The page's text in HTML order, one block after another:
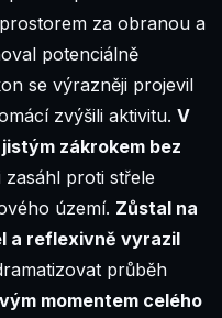
za obranou a
potenciálně
se výrazněji projevil
zvýšili aktivitu. V
zákrokem bez
zasáhl proti střele
území. Zůstal na
a reflexivně vyrazil
průběh
momentem celého